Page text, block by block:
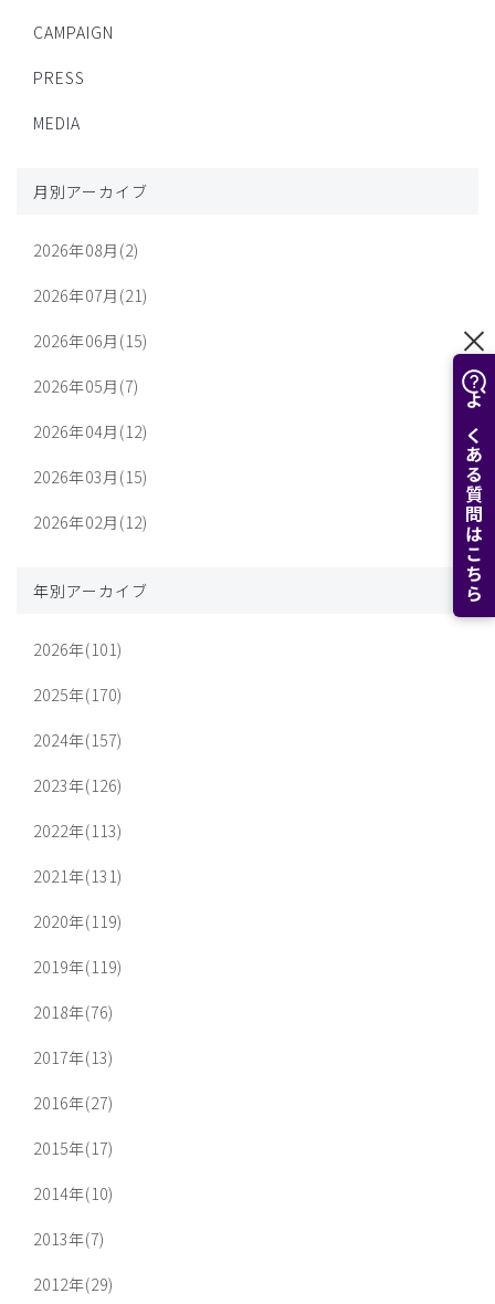
よくある質問はこちら
CAMPAIGN
PRESS
MEDIA
月別アーカイブ
2026年08月(2)
2026年07月(21)
2026年06月(15)
2026年05月(7)
2026年04月(12)
2026年03月(15)
2026年02月(12)
年別アーカイブ
2026年(101)
2025年(170)
2024年(157)
2023年(126)
2022年(113)
2021年(131)
2020年(119)
2019年(119)
2018年(76)
2017年(13)
2016年(27)
2015年(17)
2014年(10)
2013年(7)
2012年(29)